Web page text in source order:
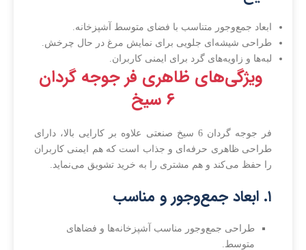
ابعاد جمع‌وجور متناسب با فضای متوسط آشپزخانه.
طراحی شیشه‌ای جلویی برای نمایش مرغ در حال چرخش.
لبه‌ها و زاویه‌های گرد برای ایمنی کاربران.
ویژگی‌های ظاهری فر جوجه گردان
6 سیخ
فر جوجه گردان 6 سیخ صنعتی علاوه بر کارایی بالا، دارای
طراحی ظاهری حرفه‌ای و جذاب است که هم ایمنی کاربران
را حفظ می‌کند و هم مشتری را به خرید تشویق می‌نماید.
۱. ابعاد جمع‌وجور و مناسب
طراحی جمع‌وجور مناسب آشپزخانه‌ها و فضاهای
متوسط.